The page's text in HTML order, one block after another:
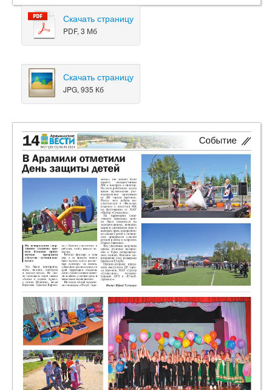
Скачать страницу
PDF, 3 Мб
Скачать страницу
JPG, 935 Кб